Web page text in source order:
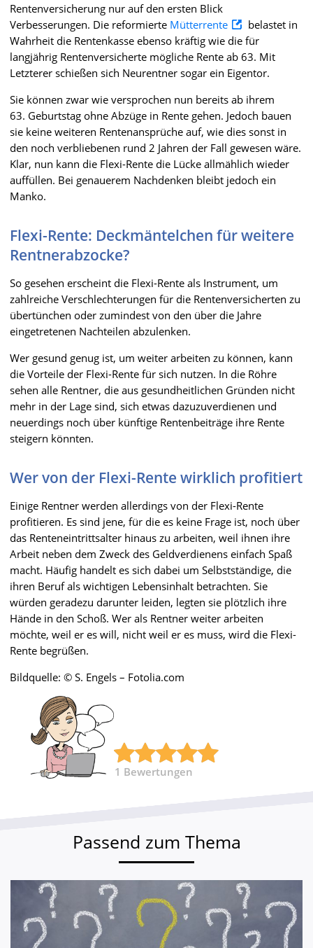
Rentenversicherung nur auf den ersten Blick
Verbesserungen. Die reformierte Mütterrente
belastet in
Wahrheit die Rentenkasse ebenso kräftig wie die für
langjährig Rentenversicherte mögliche Rente ab 63. Mit
Letzterer schießen sich Neurentner sogar ein Eigentor.
Sie können zwar wie versprochen nun bereits ab ihrem
63. Geburtstag ohne Abzüge in Rente gehen. Jedoch bauen
sie keine weiteren Rentenansprüche auf, wie dies sonst in
den noch verbliebenen rund 2 Jahren der Fall gewesen wäre.
Klar, nun kann die Flexi-Rente die Lücke allmählich wieder
auffüllen. Bei genauerem Nachdenken bleibt jedoch ein
Manko.
Flexi-Rente: Deckmäntelchen für weitere
Rentnerabzocke?
So gesehen erscheint die Flexi-Rente als Instrument, um
zahlreiche Verschlechterungen für die Rentenversicherten zu
übertünchen oder zumindest von den über die Jahre
eingetretenen Nachteilen abzulenken.
Wer gesund genug ist, um weiter arbeiten zu können, kann
die Vorteile der Flexi-Rente für sich nutzen. In die Röhre
sehen alle Rentner, die aus gesundheitlichen Gründen nicht
mehr in der Lage sind, sich etwas dazuzuverdienen und
neuerdings noch über künftige Rentenbeiträge ihre Rente
steigern könnten.
Wer von der Flexi-Rente wirklich profitiert
Einige Rentner werden allerdings von der Flexi-Rente
profitieren. Es sind jene, für die es keine Frage ist, noch über
das Renteneintrittsalter hinaus zu arbeiten, weil ihnen ihre
Arbeit neben dem Zweck des Geldverdienens einfach Spaß
macht. Häufig handelt es sich dabei um Selbstständige, die
ihren Beruf als wichtigen Lebensinhalt betrachten. Sie
würden geradezu darunter leiden, legten sie plötzlich ihre
Hände in den Schoß. Wer als Rentner weiter arbeiten
möchte, weil er es will, nicht weil er es muss, wird die Flexi-
Rente begrüßen.
Bildquelle: © S. Engels – Fotolia.com
1 Bewertungen
Passend zum Thema